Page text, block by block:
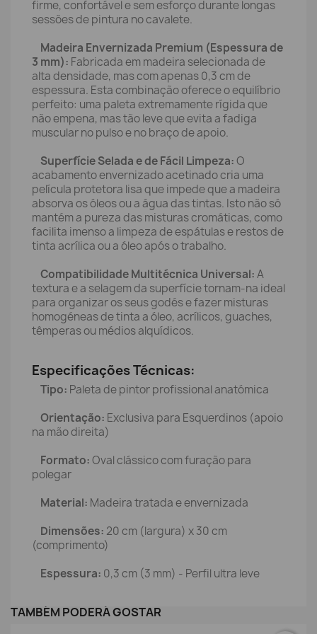
firme, confortável e sem esforço durante longas
sessões de pintura no cavalete.
Madeira Envernizada Premium (Espessura de
3 mm): Fabricada em madeira selecionada de
alta densidade, mas com apenas 0,3 cm de
espessura. Esta combinação oferece o equilíbrio
perfeito: uma paleta extremamente rígida que
não empena, mas tão leve que evita a fadiga
muscular no pulso e no braço de apoio.
Superfície Selada e de Fácil Limpeza:O
acabamento envernizado acetinado cria uma
película protetora lisa que impede que a madeira
absorva os óleos ou a água das tintas. Isto não só
mantém a pureza das misturas cromáticas, como
facilita imenso a limpeza de espátulas e restos de
tinta acrílica ou a óleo após o trabalho.
Compatibilidade Multitécnica Universal:A
textura e a selagem da superfície tornam-na ideal
para organizar os seus godés e fazer misturas
homogéneas de tinta a óleo, acrílicos, guaches,
têmperas ou médios alquídicos.
Especificações Técnicas:
Tipo: Paleta de pintor profissional anatómica
Orientação: Exclusiva para Esquerdinos (apoio
na mão direita)
Formato:Oval clássico com furação para
polegar
Material: Madeira tratada e envernizada
Dimensões: 20 cm (largura) x 30 cm
(comprimento)
Espessura: 0,3 cm (3 mm) - Perfil ultra leve
TAMBÉM PODERÁ GOSTAR